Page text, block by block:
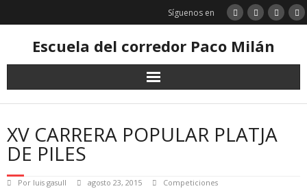
Síguenos en
Escuela del corredor Paco Milán
XV CARRERA POPULAR PLATJA
DE PILES
Por luis gasull agosto 23, 2015 Competiciones